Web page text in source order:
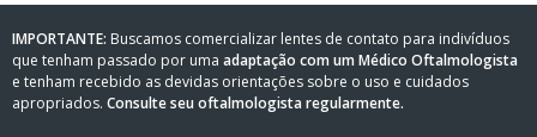
IMPORTANTE: Buscamos comercializar lentes de contato para indivíduos
que tenham passado por uma adaptação com um Médico Oftalmologista
e tenham recebido as devidas orientações sobre o uso e cuidados
apropriados. Consulte seu oftalmologista regularmente.